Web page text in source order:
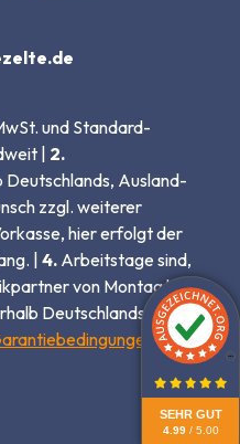
SEHR GUT
4.99 / 5.00
und Standard-
| 2.
Ausland-
zzgl. weiterer
hier erfolgt der
| 4. Arbeitstage sind,
von Montag bis
Deutschlands kann